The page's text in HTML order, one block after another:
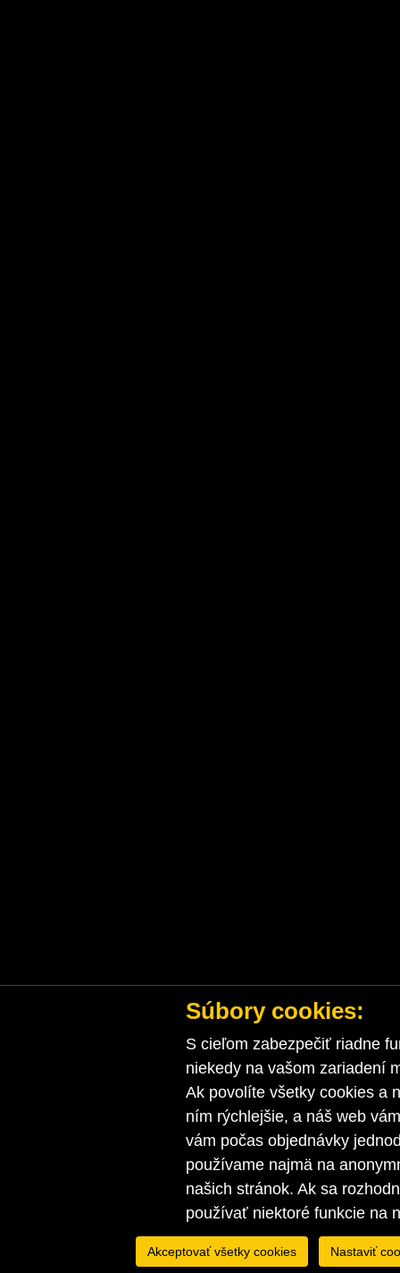
Súbory cookies:
S cieľom zabezpečiť riadne
niekedy na vašom zariadení
Ak povolíte všetky cookies a
ním rýchlejšie, a náš web
vám počas objednávky
používame najmä na
našich stránok. Ak sa
používať niektoré funkcie na
Akceptovať všetky cookies Nastaviť